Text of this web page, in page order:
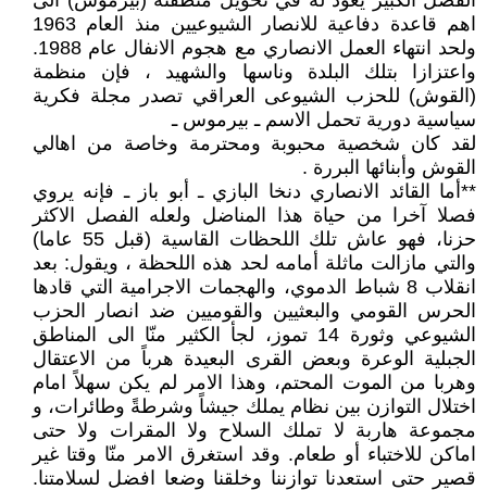
اهم قاعدة دفاعية للانصار الشيوعيين منذ العام 1963
ولحد انتهاء العمل الانصاري مع هجوم الانفال عام 1988.
واعتزازا بتلك البلدة وناسها والشهيد ، فإن منظمة
(القوش) للحزب الشيوعى العراقي تصدر مجلة فكرية
سياسية دورية تحمل الاسم ـ بيرموس ـ
لقد كان شخصية محبوبة ومحترمة وخاصة من اهالي
القوش وأبنائها البررة .
**أما القائد الانصاري دنخا البازي ـ أبو باز ـ فإنه يروي
فصلا آخرا من حياة هذا المناضل ولعله الفصل الاكثر
حزنا، فهو عاش تلك اللحظات القاسية (قبل 55 عاما)
والتي مازالت ماثلة أمامه لحد هذه اللحظة ، ويقول: بعد
انقلاب 8 شباط الدموي، والهجمات الاجرامية التي قادها
الحرس القومي والبعثيين والقوميين ضد انصار الحزب
الشيوعي وثورة 14 تموز، لجأ الكثير منّا الى المناطق
الجبلية الوعرة وبعض القرى البعيدة هرباً من الاعتقال
وهربا من الموت المحتم، وهذا الامر لم يكن سهلاً امام
اختلال التوازن بين نظام يملك جيشاً وشرطةً وطائرات، و
مجموعة هاربة لا تملك السلاح ولا المقرات ولا حتى
اماكن للاختباء أو طعام. وقد استغرق الامر منّا وقتا غير
قصير حتى استعدنا توازننا وخلقنا وضعا افضل لسلامتنا.